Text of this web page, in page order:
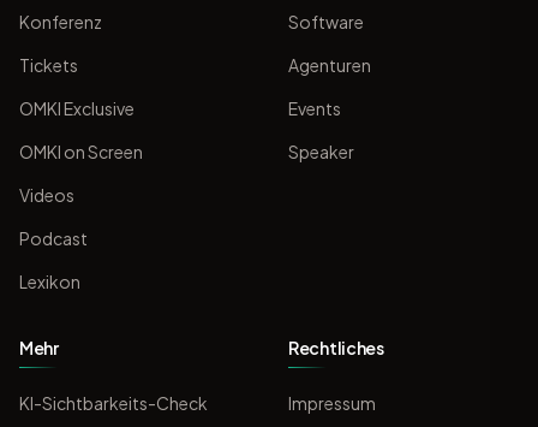
Konferenz
Tickets
OMKI Exclusive
OMKI on Screen
Videos
Podcast
Lexikon
Software
Agenturen
Events
Speaker
Mehr
KI-Sichtbarkeits-Check
Rechtliches
Impressum